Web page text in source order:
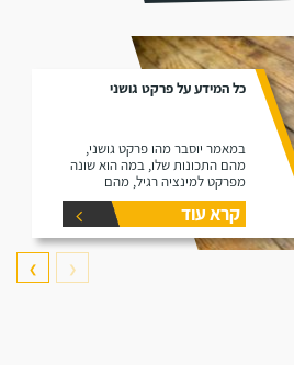
כל המידע על פרקט גושני
במאמר יוסבר מהו פרקט גושני,
מהם התכונות שלו, במה הוא שונה
מפרקט למינציה רגיל, מהם
היתרונות שלו ומהם החסרונות שלו.
קרא עוד
❮
❯